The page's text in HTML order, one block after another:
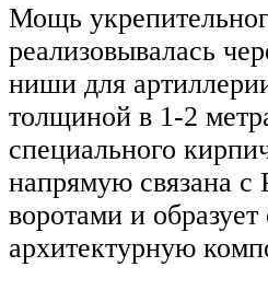
Мощь
реализовывалась
ниши для
толщиной в 1-2
специального
напрямую связана с
воротами и
архитектурную